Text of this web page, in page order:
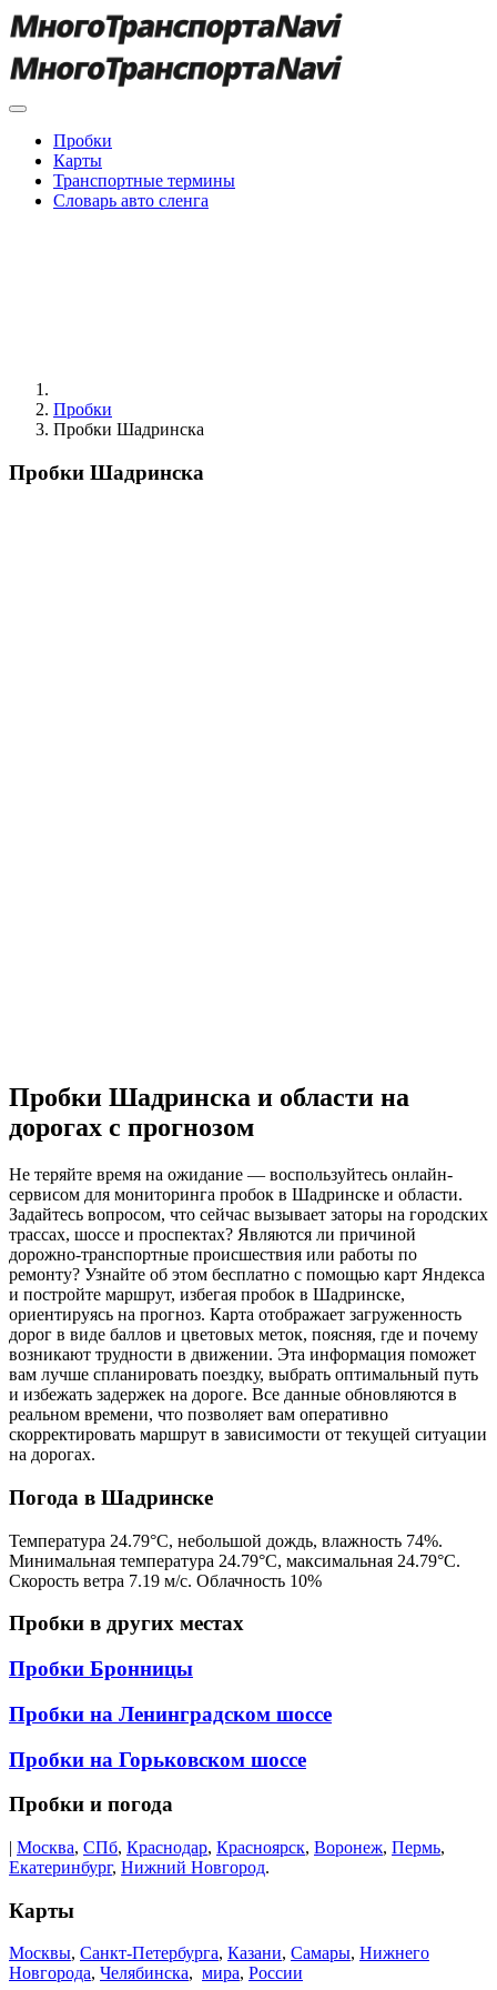
Пробки
Карты
Транспортные термины
Словарь авто сленга
Пробки
Пробки Шадринска
Пробки Шадринска
Пробки Шадринска и области на
дорогах с прогнозом
Не теряйте время на ожидание — воспользуйтесь онлайн-
сервисом для мониторинга пробок в Шадринске и области.
Задайтесь вопросом, что сейчас вызывает заторы на городских
трассах, шоссе и проспектах? Являются ли причиной
дорожно-транспортные происшествия или работы по
ремонту? Узнайте об этом бесплатно с помощью карт Яндекса
и постройте маршрут, избегая пробок в Шадринске,
ориентируясь на прогноз. Карта отображает загруженность
дорог в виде баллов и цветовых меток, поясняя, где и почему
возникают трудности в движении. Эта информация поможет
вам лучше спланировать поездку, выбрать оптимальный путь
и избежать задержек на дороге. Все данные обновляются в
реальном времени, что позволяет вам оперативно
скорректировать маршрут в зависимости от текущей ситуации
на дорогах.
Погода в Шадринске
Температура 24.79°C, небольшой дождь, влажность 74%.
Минимальная температура 24.79°C, максимальная 24.79°C.
Скорость ветра 7.19 м/с. Облачность 10%
Пробки в других местах
Пробки Бронницы
Пробки на Ленинградском шоссе
Пробки на Горьковском шоссе
Пробки и погода
| Москва, СПб, Краснодар, Красноярск, Воронеж, Пермь,
Екатеринбург, Нижний Новгород.
Карты
Москвы, Санкт-Петербурга, Казани, Самары, Нижнего
Новгорода, Челябинска, мира, России